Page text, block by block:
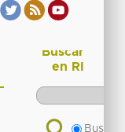
Buscar
en RI
Buscar